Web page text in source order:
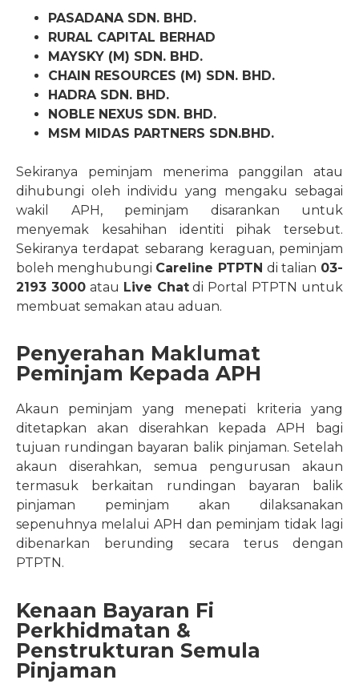
PASADANA SDN. BHD.
RURAL CAPITAL BERHAD
MAYSKY (M) SDN. BHD.
CHAIN RESOURCES (M) SDN. BHD.
HADRA SDN. BHD.
NOBLE NEXUS SDN. BHD.
MSM MIDAS PARTNERS SDN.BHD.
Sekiranya peminjam menerima panggilan atau
dihubungi oleh individu yang mengaku sebagai
wakil APH, peminjam disarankan untuk
menyemak kesahihan identiti pihak tersebut.
Sekiranya terdapat sebarang keraguan, peminjam
boleh menghubungi Careline PTPTN di talian 03-
2193 3000atau Live Chatdi Portal PTPTN untuk
membuat semakan atau aduan.
Penyerahan Maklumat
Peminjam Kepada APH
Akaun peminjam yang menepati kriteria yang
ditetapkan akan diserahkan kepada APH bagi
tujuan rundingan bayaran balik pinjaman. Setelah
akaun diserahkan, semua pengurusan akaun
termasuk berkaitan rundingan bayaran balik
pinjaman peminjam akan dilaksanakan
sepenuhnya melalui APH dan peminjam tidak lagi
dibenarkan berunding secara terus dengan
PTPTN.
Kenaan Bayaran Fi
Perkhidmatan &
Penstrukturan Semula
Pinjaman